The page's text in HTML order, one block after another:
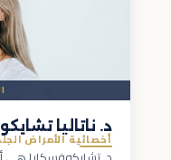
د. ناتاليا
أخصائية الأمراض